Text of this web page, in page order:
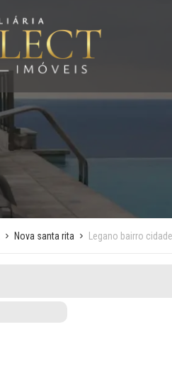
Nova santa rita Legano bairro cidade